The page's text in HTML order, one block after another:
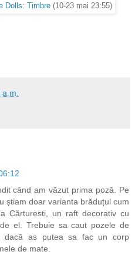
Dolls: Timbre (10-23 mai 23:55)
când am văzut prima poză. Pe
știam doar varianta brăduțul cum
Cărturesti, un raft decorativ cu
el. Trebuie sa caut pozele de
dacă as putea sa fac un corp
de mate.